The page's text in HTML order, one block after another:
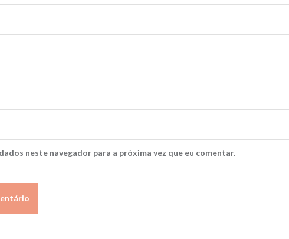
neste navegador para a próxima vez que eu comentar.